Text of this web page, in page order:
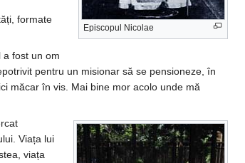
Episcopul Nicolae
formate
a fost un om
pentru un misionar să se pensioneze, în
măcar în vis. Mai bine mor acolo unde mă
Viața lui
viața